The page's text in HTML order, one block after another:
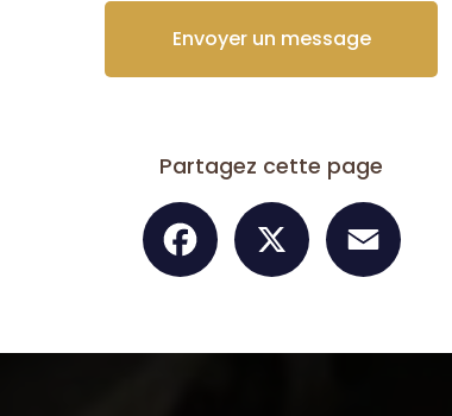
Envoyer un message
Partagez cette page
Facebook